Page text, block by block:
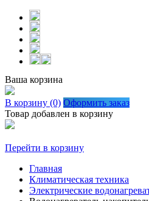
Ваша корзина
В корзину (0) Оформить заказ
Товар добавлен в корзину
Перейти в корзину
Главная
Климатическая техника
Электрические